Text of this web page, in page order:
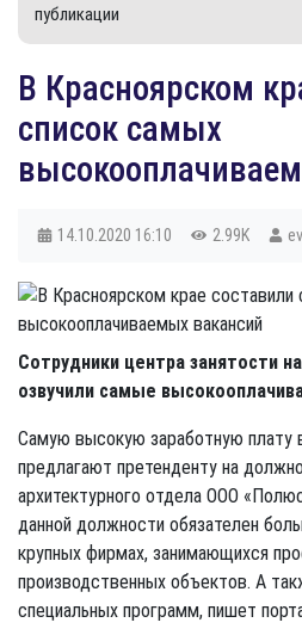
публикации
В Красноярском
список самых
14.10.2020 16:10 2.99K
Сотрудники центра занятости
озвучили самые
Самую высокую заработную плату
предлагают претенденту на
архитектурного отдела ООО
данной должности обязателен
крупных фирмах, занимающихся
производственных объектов. А
специальных программ, пишет